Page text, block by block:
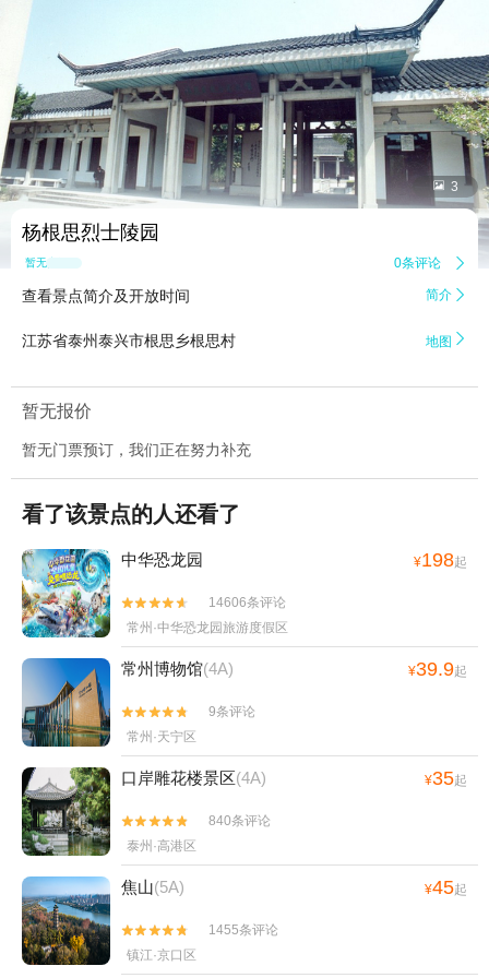
 3
杨根思烈士陵园
暂无点评 0条评论 
查看景点简介及开放时间 简介 
江苏省泰州泰兴市根思乡根思村 地图 
暂无报价
暂无门票预订，我们正在努力补充
看了该景点的人还看了
中华恐龙园 ¥198起


14606条评论
常州·中华恐龙园旅游度假区
常州博物馆(4A) ¥39.9起


9条评论
常州·天宁区
口岸雕花楼景区(4A) ¥35起


840条评论
泰州·高港区
焦山(5A) ¥45起


1455条评论
镇江·京口区
